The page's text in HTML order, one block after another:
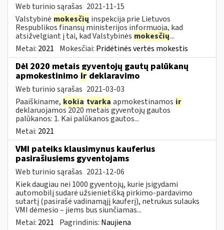
Web turinio sąrašas 2021-11-15
Valstybinė mokesčių inspekcija prie Lietuvos
Respublikos finansų ministerijos informuoja, kad
atsižvelgiant į tai, kad Valstybinės mokesčių...
Metai: 2021 Mokesčiai: Pridėtinės vertės mokestis
Dėl 2020 metais gyventojų gautų palūkanų
apmokestinimo ir deklaravimo
Web turinio sąrašas 2021-03-03
Paaiškiname, kokia tvarka apmokestinamos ir
deklaruojamos 2020 metais gyventojų gautos
palūkanos: 1. Kai palūkanos gautos...
Metai: 2021
VMI pateiks klausimynus kauferius
pasirašiusiems gyventojams
Web turinio sąrašas 2021-12-06
Kiek daugiau nei 1000 gyventojų, kurie įsigydami
automobilį sudarė užsienietišką pirkimo-pardavimo
sutartį (pasirašė vadinamąjį kauferį), netrukus sulauks
VMI dėmesio – jiems bus siunčiamas...
Metai: 2021 Pagrindinis: Naujiena